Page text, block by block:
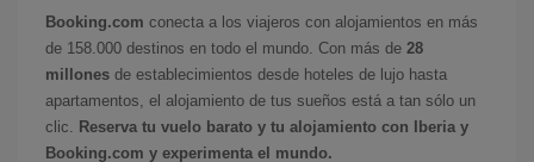
Booking.com conecta a los viajeros con alojamientos en más
de 158.000 destinos en todo el mundo. Con más de 28
millones de establecimientos desde hoteles de lujo hasta
apartamentos, el alojamiento de tus sueños está a tan sólo un
clic.
Reserva tu vuelo barato y tu alojamiento con Iberia y
Booking.com y experimenta el mundo.